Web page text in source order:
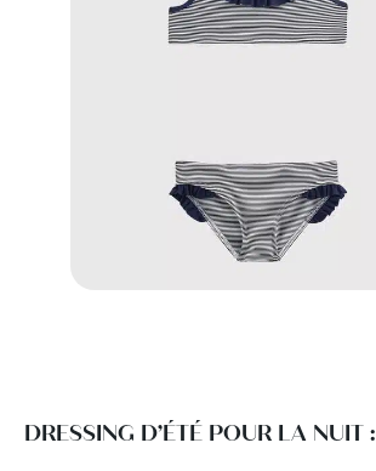
DRESSING D’ÉTÉ POUR LA NUIT :